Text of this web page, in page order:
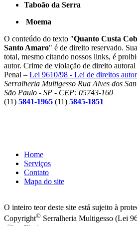
Taboão da Serra
Moema
O conteúdo do texto "Quanto Custa
Santo Amaro" é de direito reservado.
total, mesmo citando nossos links, é
autor. Crime de violação de direito
Penal – Lei 9610/98 - Lei de direitos
Serralheria Multigesso Rua Alves dos
São Paulo - SP - CEP: 05743-160
(11) 5841-1965 (11) 5845-1851
Home
Serviços
Contato
Mapa do site
O inteiro teor deste site está sujeito à
Copyright© Serralheria Multigesso (Lei